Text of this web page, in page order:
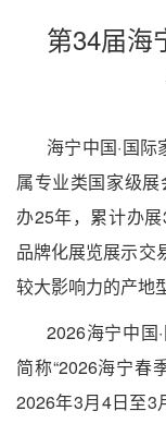
第34届海
海宁中国·国际
属专业类国家级
办25年，累计办展
品牌化展览展示交
较大影响力的产地
2026海宁中国
简称“2026海宁春
2026年3月4日至3